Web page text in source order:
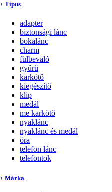
+ Típus
adapter
biztonsági lánc
bokalánc
charm
fülbevaló
gyűrű
karkötő
kiegészítő
klip
medál
me karkötő
nyaklánc
nyaklánc és medál
óra
telefon lánc
telefontok
+ Márka